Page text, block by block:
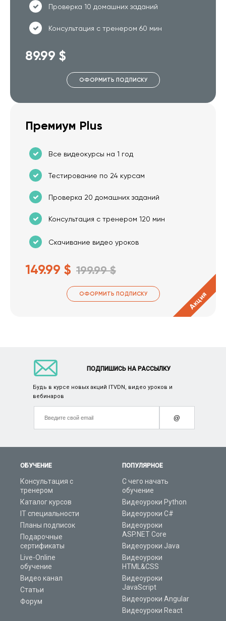
Проверка 10 домашних заданий
Консультация с тренером 60 мин
89.99 $
ОФОРМИТЬ ПОДПИСКУ
Премиум Plus
Все видеокурсы на 1 год
Тестирование по 24 курсам
Проверка 20 домашних заданий
Консультация с тренером 120 мин
Скачивание видео уроков
149.99 $ 199.99 $
ОФОРМИТЬ ПОДПИСКУ Акция
ОБУЧЕНИЕ
Консультация с
тренером
Каталог курсов
IT специальности
Планы подписок
Подарочные
сертификаты
Live-Online
обучение
Видео канал
Статьи
Форум
ПОПУЛЯРНОЕ
С чего начать
обучение
Видеоуроки Python
Видеоуроки C#
Видеоуроки
ASP.NET Core
Видеоуроки Java
Видеоуроки
HTML&CSS
Видеоуроки
JavaScript
Видеоуроки Angular
Видеоуроки React
ПОДПИШИСЬ НА РАССЫЛКУ
Будь в курсе новых акций ITVDN, видео уроков и
вебинаров
@